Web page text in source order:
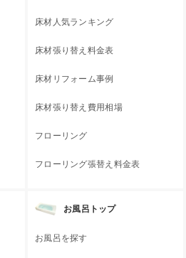
床材人気ランキング
床材張り替え料金表
床材リフォーム事例
床材張り替え費用相場
フローリング
フローリング張替え料金表
お風呂トップ
お風呂を探す